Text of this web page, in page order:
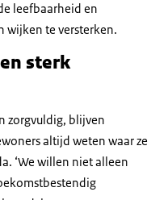
leefbaarheid en
wijken te versterken.
sterk
zorgvuldig, blijven
altijd weten waar ze
‘We willen niet alleen